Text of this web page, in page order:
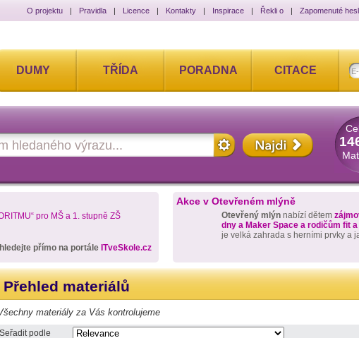
O projektu | Pravidla | Licence | Kontakty | Inspirace | Řekli o | Zapomenuté
DUMY TŘÍDA PORADNA CITACE
pro MŠ a 1. stupně ZŠ
přímo na portále ITveSkole.cz
Akce v Otevřeném mlýně
Otevřený mlýn nabízí dětem
dny a Maker Space a rodičům fit
je velká zahrada s herními prvky a
Přehled materiálů
materiály za Vás kontrolujeme
Seřadit podle